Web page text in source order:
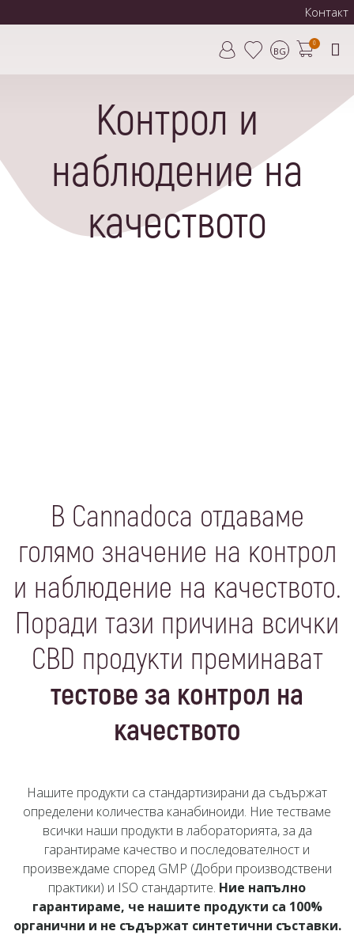
Контакт
BG
0
Контрол и
наблюдение на
качеството
В Cannadoca отдаваме
голямо значение на контрол
и наблюдение на качеството.
Поради тази причина всички
CBD продукти преминават
тестове за контрол на
качеството
Нашите продукти са стандартизирани да съдържат
определени количества канабиноиди. Ние тестваме
всички наши продукти в лабораторията, за да
гарантираме качество и последователност и
произвеждаме според GMP (Добри производствени
практики) и ISO стандартите. Ние напълно
гарантираме, че нашите продукти са 100%
органични и не съдържат синтетични съставки.